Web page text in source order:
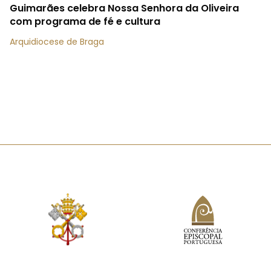
Guimarães celebra Nossa Senhora da Oliveira
com programa de fé e cultura
Arquidiocese de Braga